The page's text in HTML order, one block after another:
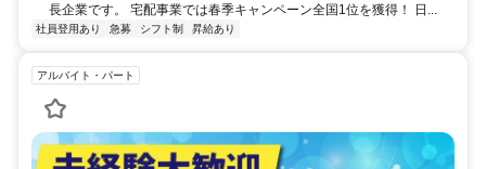
長企業です。 宅配事業では春季キャンペーン全国1位を獲得！ 日...
社員登用あり 急募 シフト制 昇給あり
アルバイト・パート